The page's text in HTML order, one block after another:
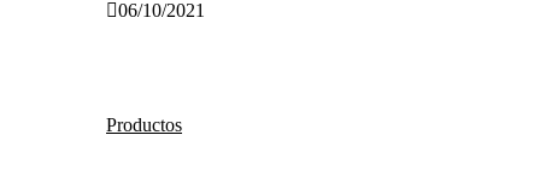
06/10/2021
Productos